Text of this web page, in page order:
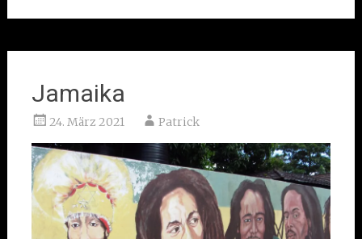
Jamaika
24. März 2021 Patrick